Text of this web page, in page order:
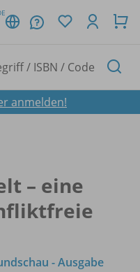
anmelden!
– eine
- Ausgabe